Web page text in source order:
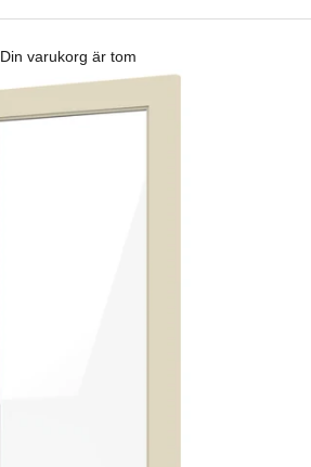
Din varukorg är tom